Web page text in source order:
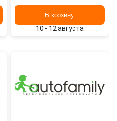
POLO V 2009- /СТРАНА ВВ
РУССКАЯ АРТЕЛЬ
В корзину
10 - 12 августа